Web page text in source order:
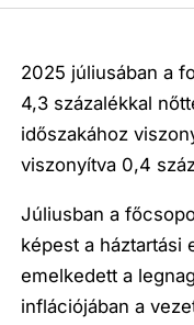
2025 júliusában a
4,3 százalékkal
időszakához
viszonyítva 0,4
Júliusban a
képest a háztartási
emelkedett a
inflációjában a